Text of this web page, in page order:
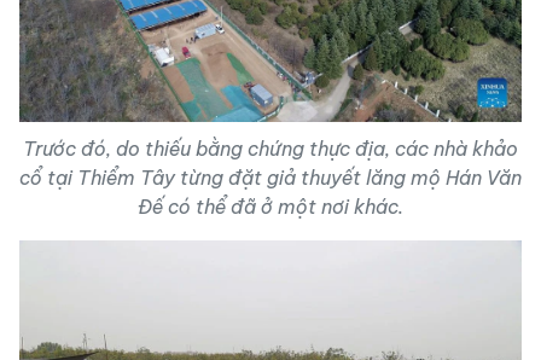
Trước đó, do thiếu bằng chứng thực địa, các nhà khảo
cổ tại Thiểm Tây từng đặt giả thuyết lăng mộ Hán Văn
Đế có thể đã ở một nơi khác.